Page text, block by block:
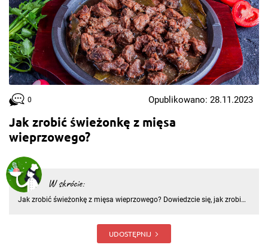
Jak zrobić świeżonkę z mięsa
wieprzowego?
W skrócie:
Jak zrobić świeżonkę z mięsa wieprzowego? Dowiedzcie się, jak zrobić
UDOSTĘPNIJ
0 Opublikowano: 28.11.2023